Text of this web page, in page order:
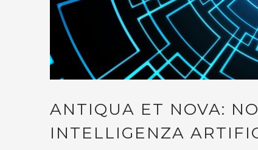
ANTIQUA ET NOVA:
INTELLIGENZA